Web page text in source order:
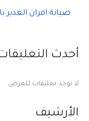
صيانة افران الغدير
أحدث
لا توجد تعليقات للعرض.
الأرشيف